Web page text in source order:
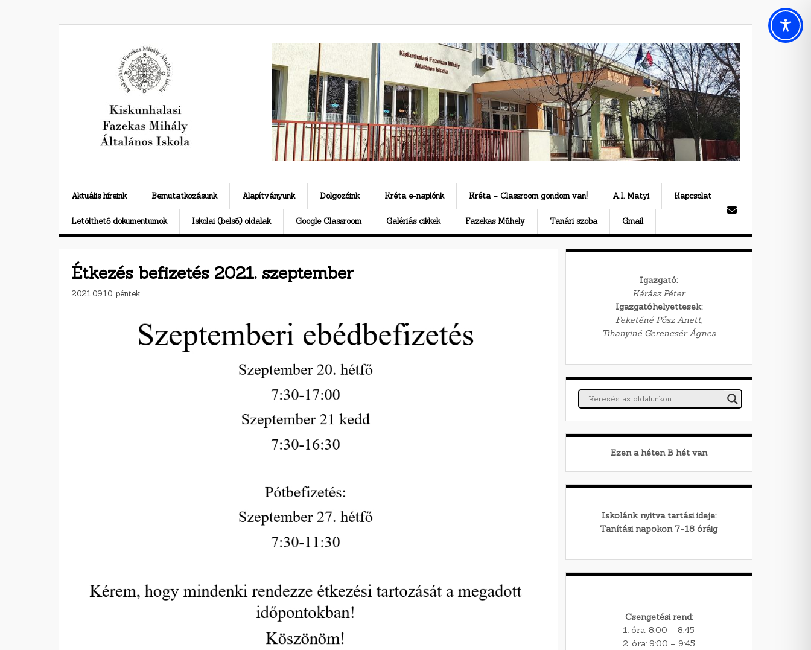
Aktuális híreink Bemutatkozásunk Alapítványunk Dolgozóink Kréta e-naplónk Kréta – Classroom gondom van! A.I. Matyi Kapcsolat
Letölthető dokumentumok Iskolai (belső) oldalak Google Classroom Galériás cikkek Fazekas Műhely Tanári szoba Gmail
Étkezés befizetés 2021. szeptember
2021.09.10. péntek
Igazgató:
Kárász Péter
Igazgatóhelyettesek:
Feketéné Pősz Anett,
Tihanyiné Gerencsér Ágnes
Ezen a héten Bhét van
Iskolánk nyitva tartási ideje:
Tanítási napokon 7-18 óráig
Csengetési rend:
1. óra: 8:00 – 8:45
2. óra: 9:00 – 9:45